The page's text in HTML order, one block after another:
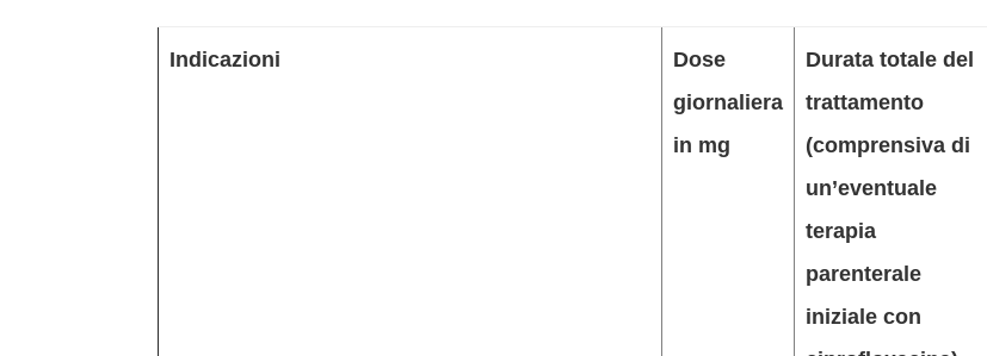
Indicazioni
Dose
giornaliera
in mg
Durata totale del
trattamento
(comprensiva di
un’eventuale
terapia
parenterale
iniziale con